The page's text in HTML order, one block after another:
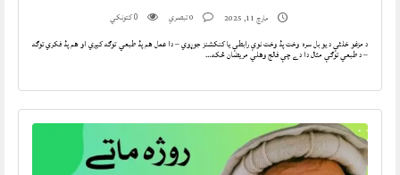
مارچ 11, 2025 0کتونکي
د مزغو خلئې د يو بل سره وخت پۀ وخت نوې رابطې يا کنکشنز جوړوي – دا عمل هم پۀ طبعي توګه کيږي او هم پۀ فکري توګه
– د طبعي توګې مثال دا دے چې فالج وهلي مريضان ځکه…